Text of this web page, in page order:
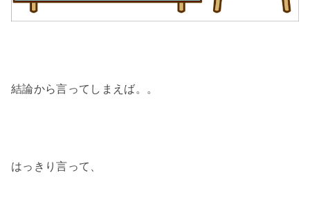
結論から言ってしまえば。。
はっきり言って、